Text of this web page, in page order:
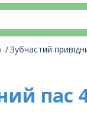
Зубчастий
пас